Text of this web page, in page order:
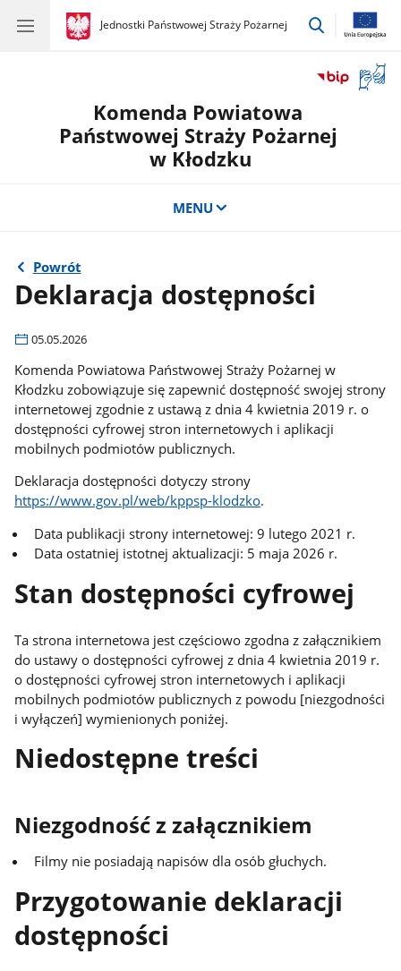
gov.pl
Jednostki Państwowej Straży Pożarnej
gov.pl
Jednostki
przejdź
okno
Komenda Powiatowa
Państwowej Straży Pożarnej
w Kłodzku
MENU
Powrót
Deklaracja dostępności
05.05.2026
Komenda Powiatowa Państwowej Straży Pożarnej w
Kłodzku zobowiązuje się zapewnić dostępność swojej strony
internetowej zgodnie z ustawą z dnia 4 kwietnia 2019 r. o
dostępności cyfrowej stron internetowych i aplikacji
mobilnych podmiotów publicznych.
Deklaracja dostępności dotyczy strony
https://www.gov.pl/web/kppsp-klodzko.
Data publikacji strony internetowej: 9 lutego 2021 r.
Data ostatniej istotnej aktualizacji: 5 maja 2026 r.
Stan dostępności cyfrowej
Ta strona internetowa jest częściowo zgodna z załącznikiem
do ustawy o dostępności cyfrowej z dnia 4 kwietnia 2019 r.
o dostępności cyfrowej stron internetowych i aplikacji
mobilnych podmiotów publicznych z powodu [niezgodności
i wyłączeń] wymienionych poniżej.
Niedostępne treści
Niezgodność z załącznikiem
Filmy nie posiadają napisów dla osób głuchych.
Przygotowanie deklaracji
dostępności